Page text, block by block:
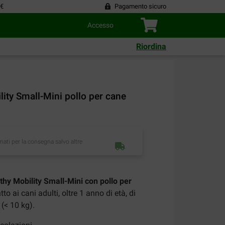
Pagamento sicuro
Accesso
Riordina
Small-Mini pollo per cane
per la consegna salvo altre
Mobility Small-Mini con pollo per
ai cani adulti, oltre 1 anno di età, di
10 kg).